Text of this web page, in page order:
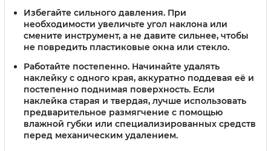
Избегайте сильного давления. При
необходимости увеличьте угол наклона или
смените инструмент, а не давите сильнее, чтобы
не повредить пластиковые окна или стекло.
Работайте постепенно. Начинайте удалять
наклейку с одного края, аккуратно поддевая её и
постепенно поднимая поверхность. Если
наклейка старая и твердая, лучше использовать
предварительное размягчение с помощью
влажной губки или специализированных средств
перед механическим удалением.